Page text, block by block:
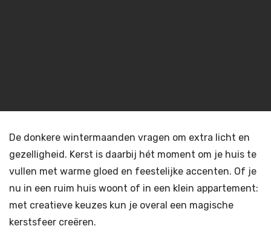
De donkere wintermaanden vragen om extra licht en
gezelligheid. Kerst is daarbij hét moment om je huis te
vullen met warme gloed en feestelijke accenten. Of je
nu in een ruim huis woont of in een klein appartement:
met creatieve keuzes kun je overal een magische
kerstsfeer creëren.